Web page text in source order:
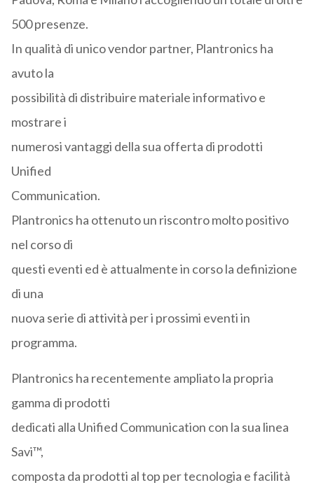
500 presenze.
In qualità di unico vendor partner, Plantronics ha
avuto la
possibilità di distribuire materiale informativo e
mostrare i
numerosi vantaggi della sua offerta di prodotti
Unified
Communication.
Plantronics ha ottenuto un riscontro molto positivo
nel corso di
questi eventi ed è attualmente in corso la definizione
di una
nuova serie di attività per i prossimi eventi in
programma.
Plantronics ha recentemente ampliato la propria
gamma di prodotti
dedicati alla Unified Communication con la sua linea
Savi™,
composta da prodotti al top per tecnologia e facilità